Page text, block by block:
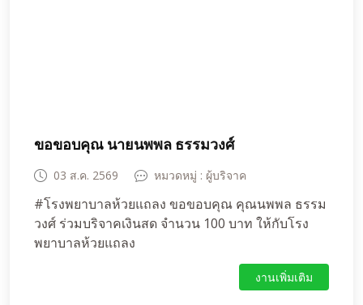
ขอขอบคุณ นายนพพล ธรรมวงศ์
03 ส.ค. 2569 หมวดหมู่ : ผู้บริจาค
#โรงพยาบาลห้วยแถลง ขอขอบคุณ คุณนพพล ธรรม
วงศ์ ร่วมบริจาคเงินสด จำนวน 100 บาท ให้กับโรง
พยาบาลห้วยแถลง
งานเพิ่มเติม